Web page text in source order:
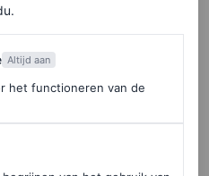
Altijd aan
het functioneren van de